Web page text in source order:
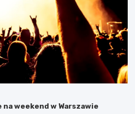
weekend w Warszawie